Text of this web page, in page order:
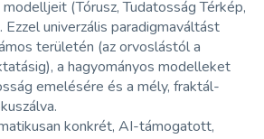
(Tórusz, Tudatosság Térkép,
univerzális paradigmaváltást
területén (az orvoslástól a
a hagyományos modelleket
emelésére és a mély, fraktál-
konkrét, AI-támogatott,